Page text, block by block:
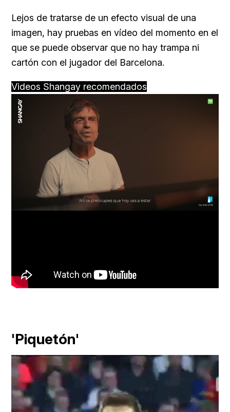
Lejos de tratarse de un efecto visual de una
imagen, hay pruebas en vídeo del momento en el
que se puede observar que no hay trampa ni
cartón con el jugador del Barcelona.
Videos Shangay recomendados
82.16%
'Piquetón'